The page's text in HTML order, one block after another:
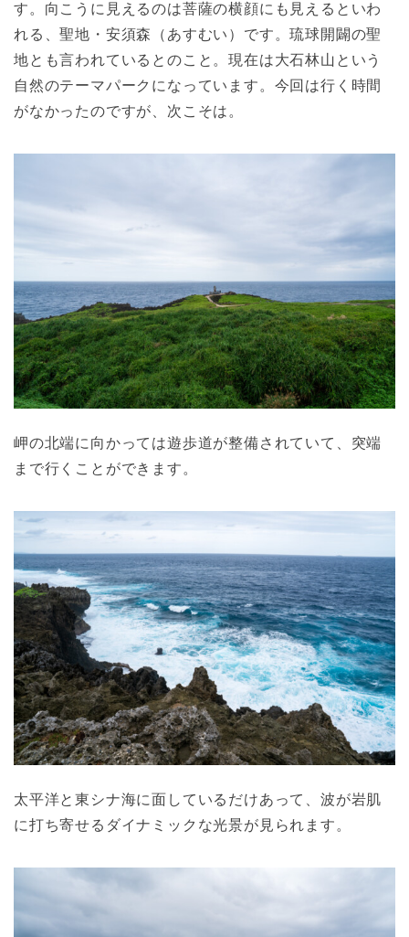
す。向こうに見えるのは菩薩の横顔にも見えるといわ
れる、聖地・安須森（あすむい）です。琉球開闢の聖
地とも言われているとのこと。現在は大石林山という
自然のテーマパークになっています。今回は行く時間
がなかったのですが、次こそは。
岬の北端に向かっては遊歩道が整備されていて、突端
まで行くことができます。
太平洋と東シナ海に面しているだけあって、波が岩肌
に打ち寄せるダイナミックな光景が見られます。